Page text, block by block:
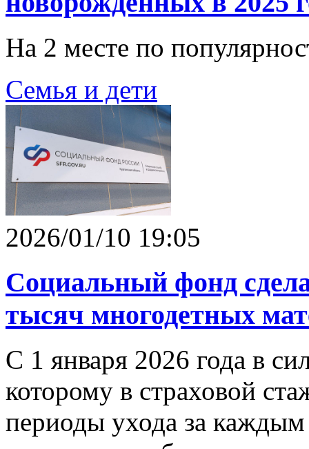
На 2 месте по
Семья и дети
2026/01/10 19:05
Социальный фонд
тысяч многодетных
С 1 января 2026 года в
которому в страховой
периоды ухода за каждым